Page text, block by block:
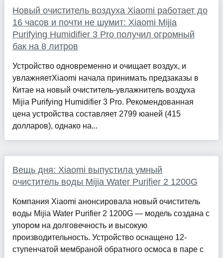
Новый очиститель воздуха Xiaomi работает до
16 часов и почти не шумит: Xiaomi Mijia
Purifying Humidifier 3 Pro получил огромный
бак на 8 литров
Устройство одновременно и очищает воздух, и
увлажняетXiaomi начала принимать предзаказы в
Китае на новый очиститель-увлажнитель воздуха
Mijia Purifying Humidifier 3 Pro. Рекомендованная
цена устройства составляет 2799 юаней (415
долларов), однако на...
Вещь дня: Xiaomi выпустила умный
очиститель воды Mijia Water Purifier 2 1200G
Компания Xiaomi анонсировала новый очиститель
воды Mijia Water Purifier 2 1200G — модель создана с
упором на долговечность и высокую
производительность. Устройство оснащено 12-
ступенчатой мембраной обратного осмоса в паре с